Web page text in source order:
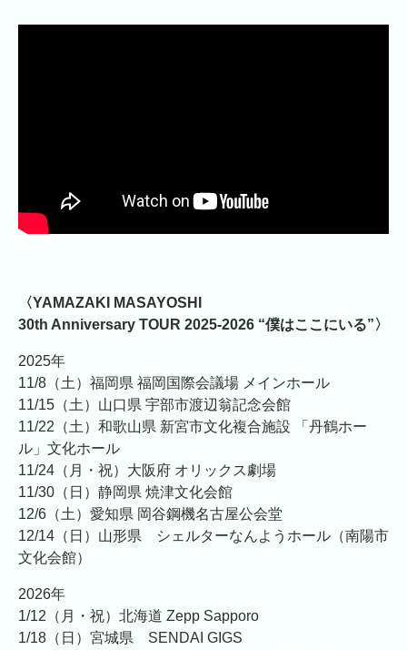
〈YAMAZAKI MASAYOSHI
30th Anniversary TOUR 2025-2026 “僕はここにいる”〉
2025年
11/8（土）福岡県 福岡国際会議場 メインホール
11/15（土）山口県 宇部市渡辺翁記念会館
11/22（土）和歌山県 新宮市文化複合施設 「丹鶴ホー
ル」文化ホール
11/24（月・祝）大阪府 オリックス劇場
11/30（日）静岡県 焼津文化会館
12/6（土）愛知県 岡谷鋼機名古屋公会堂
12/14（日）山形県 シェルターなんようホール（南陽市
文化会館）
2026年
1/12（月・祝）北海道 Zepp Sapporo
1/18（日）宮城県 SENDAI GIGS